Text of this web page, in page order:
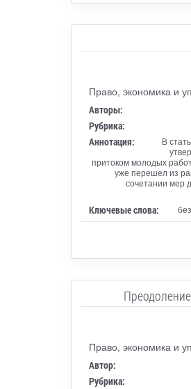
Право, экономика и
Авторы:
Рубрика:
Аннотация:
В
притоком молодых
уже перешел из
сочетании мер
Ключевые слова:
Право, экономика и
Автор:
Рубрика: